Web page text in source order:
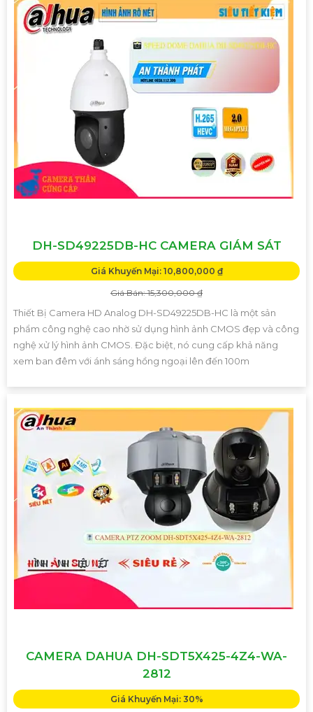
DH-SD49225DB-HC CAMERA GIÁM SÁT
Giá Khuyến Mại: 10,800,000 ₫
Giá Bán: 15,300,000 ₫
Thiết Bị Camera HD Analog DH-SD49225DB-HC là một sản
phẩm công nghệ cao nhờ sử dụng hình ảnh CMOS đẹp và công
nghệ xử lý hình ảnh CMOS. Đặc biệt, nó cung cấp khả năng
xem ban đêm với ánh sáng hồng ngoại lên đến 100m
CAMERA DAHUA DH-SDT5X425-4Z4-WA-
2812
Giá Khuyến Mại: 30%